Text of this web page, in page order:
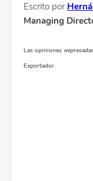
Escrito por
Managing
Las opiniones
Exportador.